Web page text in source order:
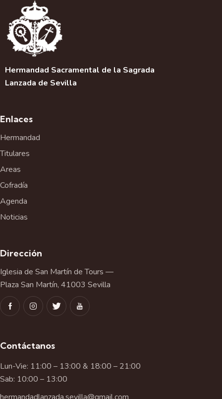
c
i
ó
n
d
e
l
n
t
o
Hermandad Sacramental de la Sagrada
Lanzada de Sevilla
Enlaces
Hermandad
Titulares
Areas
Cofradía
Agenda
Noticias
Dirección
Iglesia de San Martín de Tours —
Plaza San Martín, 41003 Sevilla
Contáctanos
Lun-Vie: 11:00 – 13:00 & 18:00 – 21:00
Sab: 10:00 – 13:00